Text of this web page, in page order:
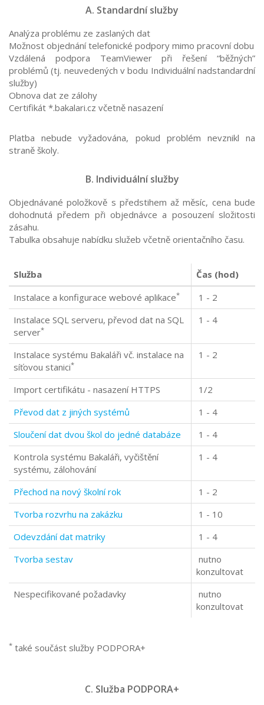
A. Standardní služby
Analýza problému ze zaslaných dat
Možnost objednání telefonické podpory mimo pracovní dobu
Vzdálená podpora TeamViewer při řešení “běžných”
problémů (tj. neuvedených v bodu Individuální nadstandardní
služby)
Obnova dat ze zálohy
Certifikát *.bakalari.cz včetně nasazení
Platba nebude vyžadována, pokud problém nevznikl na
straně školy.
B. Individuální služby
Objednávané položkově s předstihem až měsíc, cena bude
dohodnutá předem při objednávce a posouzení složitosti
zásahu.
Tabulka obsahuje nabídku služeb včetně orientačního času.
Služba
Čas (hod)
Instalace a konfigurace webové aplikace*
1 - 2
Instalace SQL serveru, převod dat na SQL
server*
1 - 4
Instalace systému Bakaláři vč. instalace na
síťovou stanici*
1 - 2
Import certifikátu - nasazení HTTPS
1/2
Převod dat z jiných systémů
1 - 4
Sloučení dat dvou škol do jedné databáze
1 - 4
Kontrola systému Bakaláři, vyčištění
systému, zálohování
1 - 4
Přechod na nový školní rok
1 - 2
Tvorba rozvrhu na zakázku
1 - 10
Odevzdání dat matriky
1 - 4
Tvorba sestav
nutno
konzultovat
Nespecifikované požadavky
nutno
konzultovat
* také součást služby PODPORA+
C. Služba PODPORA+